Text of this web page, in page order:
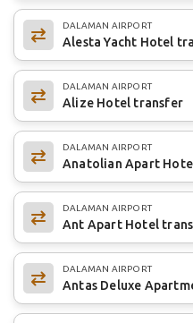
DALAMAN AIRPORT
Alesta Yacht Hotel
DALAMAN AIRPORT
Alize Hotel transfer
DALAMAN AIRPORT
Anatolian Apart
DALAMAN AIRPORT
Ant Apart Hotel
DALAMAN AIRPORT
Antas Deluxe